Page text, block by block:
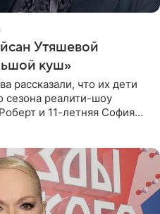
Утяшевой
куш»
рассказали, что их дети
сезона реалити-шоу
и 11-летняя София